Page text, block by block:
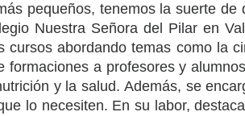
pequeños, tenemos la suerte de
Nuestra Señora del Pilar en
cursos abordando temas como la
formaciones a profesores y
y la salud. Además, se
lo necesiten. En su labor,